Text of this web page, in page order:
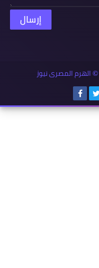
© الهرم المصرى نيوز